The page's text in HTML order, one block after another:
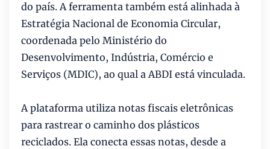
do país. A ferramenta também está alinhada à
Estratégia Nacional de Economia Circular,
coordenada pelo Ministério do
Desenvolvimento, Indústria, Comércio e
Serviços (MDIC), ao qual a ABDI está vinculada.
A plataforma utiliza notas fiscais eletrônicas
para rastrear o caminho dos plásticos
reciclados. Ela conecta essas notas, desde a